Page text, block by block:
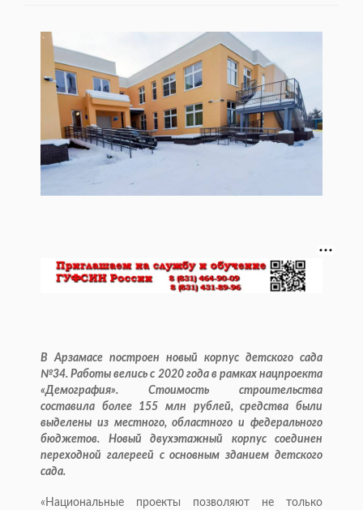
В Арзамасе построен новый корпус детского сада
№34. Работы велись с 2020 года в рамках нацпроекта
«Демография». Стоимость строительства
составила более 155 млн рублей, средства были
выделены из местного, областного и федерального
бюджетов. Новый двухэтажный корпус соединен
переходной галереей с основным зданием детского
сада.
«Национальные проекты позволяют не только